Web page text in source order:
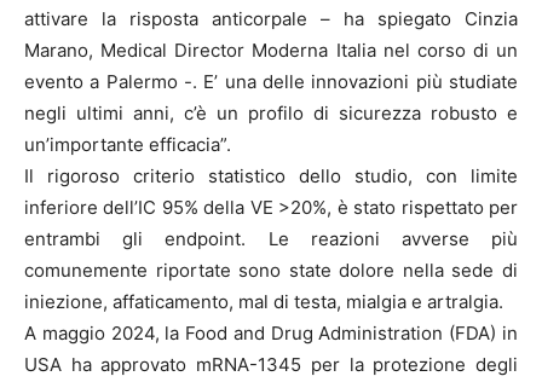
attivare la risposta anticorpale – ha spiegato Cinzia
Marano, Medical Director Moderna Italia nel corso di un
evento a Palermo -. E’ una delle innovazioni più studiate
negli ultimi anni, c’è un profilo di sicurezza robusto e
un’importante efficacia”.
Il rigoroso criterio statistico dello studio, con limite
inferiore dell’IC 95% della VE >20%, è stato rispettato per
entrambi gli endpoint. Le reazioni avverse più
comunemente riportate sono state dolore nella sede di
iniezione, affaticamento, mal di testa, mialgia e artralgia.
A maggio 2024, la Food and Drug Administration (FDA) in
USA ha approvato mRNA-1345 per la protezione degli